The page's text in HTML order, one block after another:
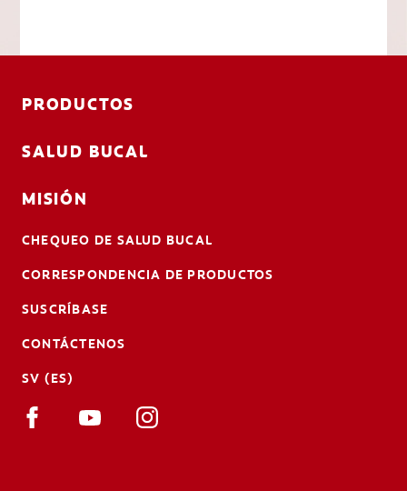
PRODUCTOS
SALUD BUCAL
MISIÓN
CHEQUEO DE SALUD BUCAL
CORRESPONDENCIA DE PRODUCTOS
SUSCRÍBASE
CONTÁCTENOS
SV (ES)